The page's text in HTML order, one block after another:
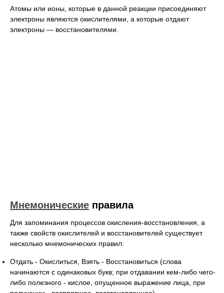
Атомы или ионы, которые в данной реакции присоединяют
электроны являются окислителями, а которые отдают
электроны — восстановителями.
Мнемонические правила
Для запоминания процессов окисления-восстановления, а
также свойств окислителей и восстановителей существует
несколько мнемонических правил:
Отдать - Окислиться, Взять - Восстановиться (слова
начинаются с одинаковых букв; при отдавании кем-либо чего-
либо полезного - кислое, опущенное выражение лица, при